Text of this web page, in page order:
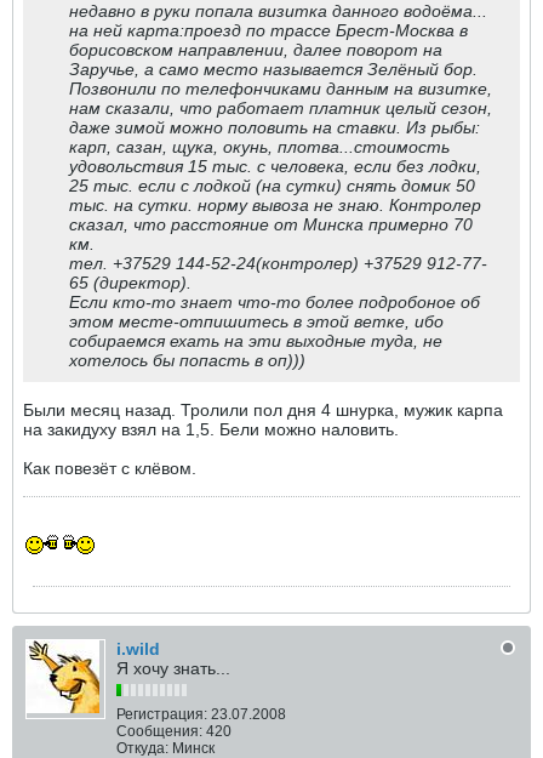
недавно в руки попала визитка данного водоёма...
на ней карта:проезд по трассе Брест-Москва в
борисовском направлении, далее поворот на
Заручье, а само место называется Зелёный бор.
Позвонили по телефончиками данным на визитке,
нам сказали, что работает платник целый сезон,
даже зимой можно половить на ставки. Из рыбы:
карп, сазан, щука, окунь, плотва...стоимость
удовольствия 15 тыс. с человека, если без лодки,
25 тыс. если с лодкой (на сутки) снять домик 50
тыс. на сутки. норму вывоза не знаю. Контролер
сказал, что расстояние от Минска примерно 70
км.
тел. +37529 144-52-24(контролер) +37529 912-77-
65 (директор).
Если кто-то знает что-то более подробоное об
этом месте-отпишитесь в этой ветке, ибо
собираемся ехать на эти выходные туда, не
хотелось бы попасть в оп)))
Были месяц назад. Тролили пол дня 4 шнурка, мужик карпа
на закидуху взял на 1,5. Бели можно наловить.
Как повезёт с клёвом.
i.wild
Я хочу знать...
Регистрация: 23.07.2008
Сообщения: 420
Откуда: Минск